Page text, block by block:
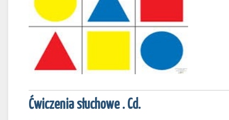
Ćwiczenia słuchowe . Cd.